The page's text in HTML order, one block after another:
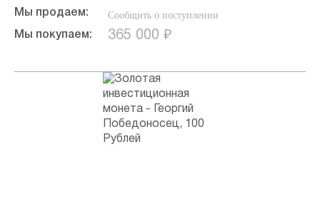
Мы продаем: Сообщить о поступлении
Мы покупаем: 365 000 ₽